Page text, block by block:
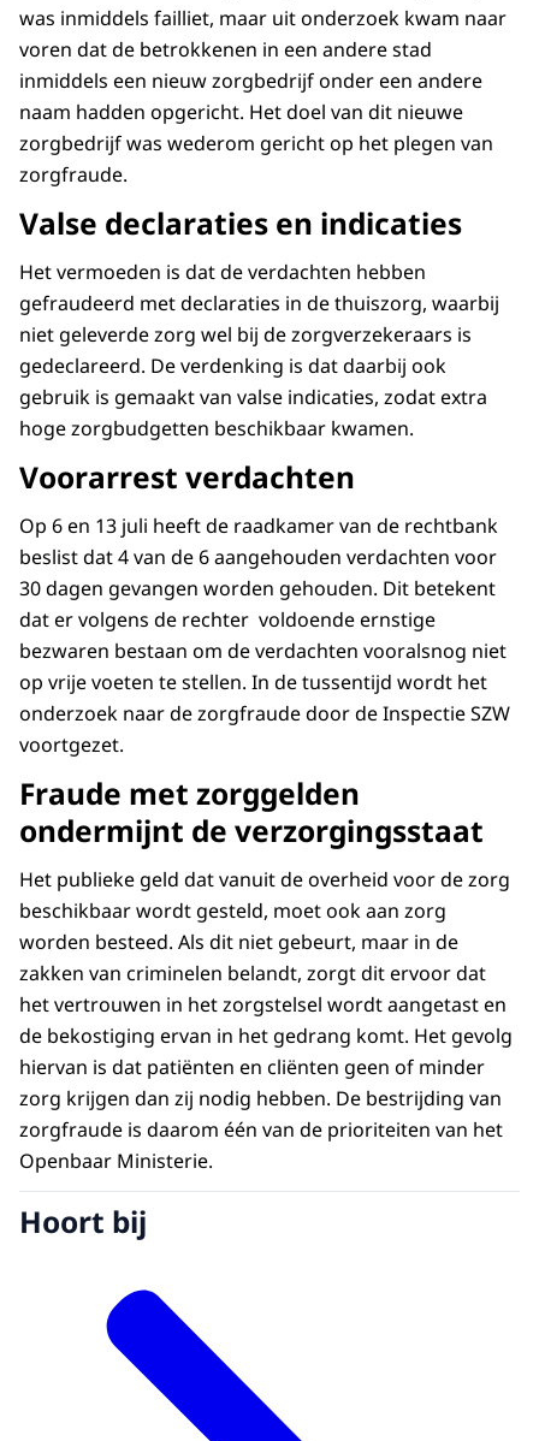
was inmiddels failliet, maar uit onderzoek kwam naar
voren dat de betrokkenen in een andere stad
inmiddels een nieuw zorgbedrijf onder een andere
naam hadden opgericht. Het doel van dit nieuwe
zorgbedrijf was wederom gericht op het plegen van
zorgfraude.
Valse declaraties en indicaties
Het vermoeden is dat de verdachten hebben
gefraudeerd met declaraties in de thuiszorg, waarbij
niet geleverde zorg wel bij de zorgverzekeraars is
gedeclareerd. De verdenking is dat daarbij ook
gebruik is gemaakt van valse indicaties, zodat extra
hoge zorgbudgetten beschikbaar kwamen.
Voorarrest verdachten
Op 6 en 13 juli heeft de raadkamer van de rechtbank
beslist dat 4 van de 6 aangehouden verdachten voor
30 dagen gevangen worden gehouden. Dit betekent
dat er volgens de rechter voldoende ernstige
bezwaren bestaan om de verdachten vooralsnog niet
op vrije voeten te stellen. In de tussentijd wordt het
onderzoek naar de zorgfraude door de Inspectie SZW
voortgezet.
Fraude met zorggelden
ondermijnt de verzorgingsstaat
Het publieke geld dat vanuit de overheid voor de zorg
beschikbaar wordt gesteld, moet ook aan zorg
worden besteed. Als dit niet gebeurt, maar in de
zakken van criminelen belandt, zorgt dit ervoor dat
het vertrouwen in het zorgstelsel wordt aangetast en
de bekostiging ervan in het gedrang komt. Het gevolg
hiervan is dat patiënten en cliënten geen of minder
zorg krijgen dan zij nodig hebben. De bestrijding van
zorgfraude is daarom één van de prioriteiten van het
Openbaar Ministerie.
Hoort bij